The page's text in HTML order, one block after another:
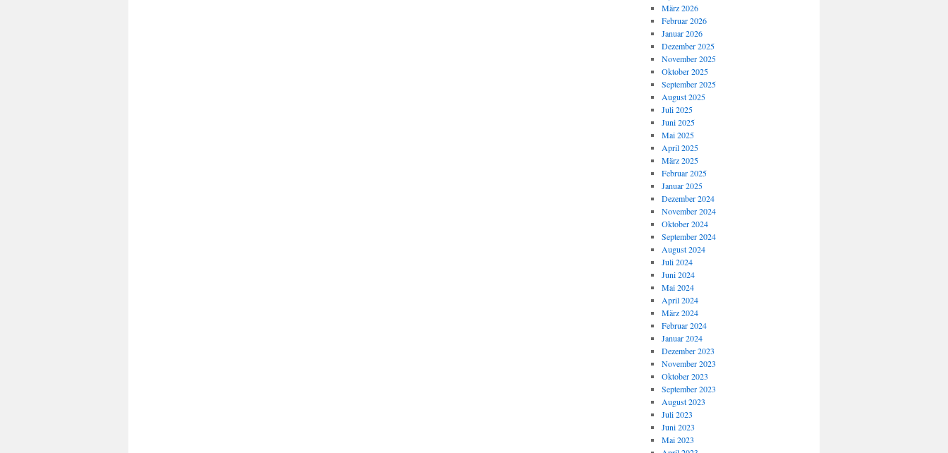
März 2026
Februar 2026
Januar 2026
Dezember 2025
November 2025
Oktober 2025
September 2025
August 2025
Juli 2025
Juni 2025
Mai 2025
April 2025
März 2025
Februar 2025
Januar 2025
Dezember 2024
November 2024
Oktober 2024
September 2024
August 2024
Juli 2024
Juni 2024
Mai 2024
April 2024
März 2024
Februar 2024
Januar 2024
Dezember 2023
November 2023
Oktober 2023
September 2023
August 2023
Juli 2023
Juni 2023
Mai 2023